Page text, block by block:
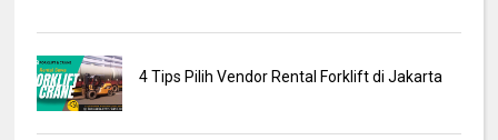
4 Tips Pilih Vendor Rental Forklift di Jakarta